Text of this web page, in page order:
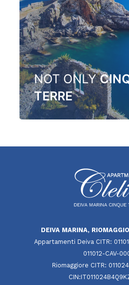
NOT ONLY
TERRE
DEIVA MARINA,
Appartamenti Deiva CITR:
011012-CAV-
Riomaggiore CITR: